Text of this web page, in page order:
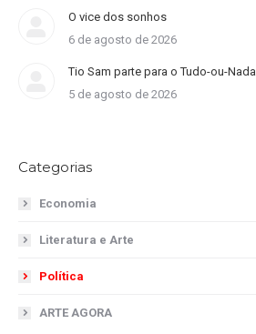
O vice dos sonhos
6 de agosto de 2026
Tio Sam parte para o Tudo-ou-Nada
5 de agosto de 2026
Categorias
Economia
Literatura e Arte
Política
ARTE AGORA